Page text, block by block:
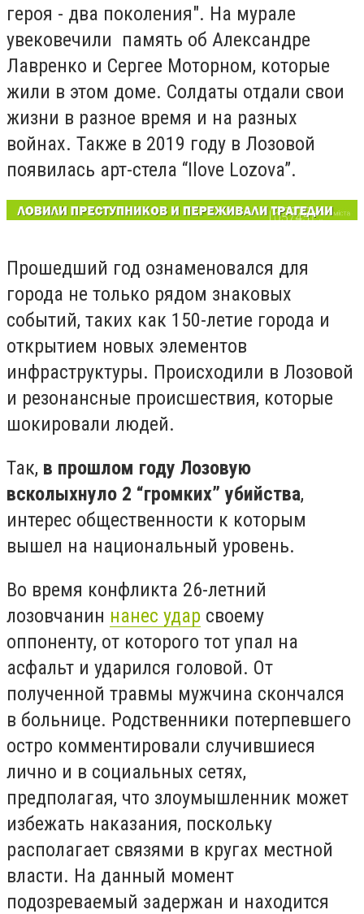
героя - два поколения". На мурале
увековечили память об Александре
Лавренко и Сергее Моторном, которые
жили в этом доме. Солдаты отдали свои
жизни в разное время и на разных
войнах. Также в 2019 году в Лозовой
появилась арт-стела “Ilove Lozova”.
Прошедший год ознаменовался для
города не только рядом знаковых
событий, таких как 150-летие города и
открытием новых элементов
инфраструктуры. Происходили в Лозовой
и резонансные происшествия, которые
шокировали людей.
Так, в прошлом году Лозовую
всколыхнуло 2 “громких” убийства,
интерес общественности к которым
вышел на национальный уровень.
Во время конфликта 26-летний
лозовчанин нанес удар своему
оппоненту, от которого тот упал на
асфальт и ударился головой. От
полученной травмы мужчина скончался
в больнице. Родственники потерпевшего
остро комментировали случившиеся
лично и в социальных сетях,
предполагая, что злоумышленник может
избежать наказания, поскольку
располагает связями в кругах местной
власти. На данный момент
подозреваемый задержан и находится